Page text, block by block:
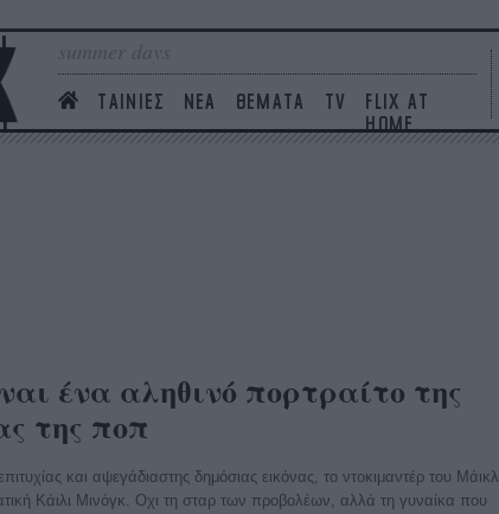
summer days
ΤΑΙΝΙΕΣ ΝΕΑ ΘΕΜΑΤΑ TV
FLIX AT
HOME
ένα αληθινό πορτραίτο της
της ποπ
και αψεγάδιαστης δημόσιας εικόνας, το ντοκιμαντέρ του Μάικλ
Κάιλι Μινόγκ. Οχι τη σταρ των προβολέων, αλλά τη γυναίκα που